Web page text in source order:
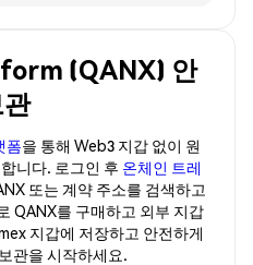
(QANX) 안
폼을 통해 Web3 지갑 없이 원
니다. 로그인 후 온체인 트레
또는 계약 주소를 검색하고
QANX를 구매하고 외부 지갑
지갑에 저장하고 안전하게
관을 시작하세요.